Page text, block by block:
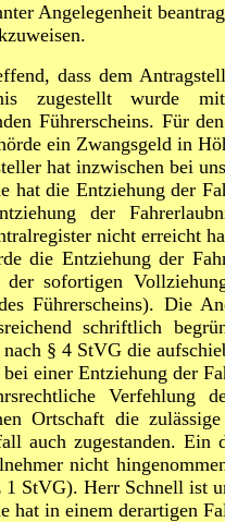
Angelegenheit
dass dem
zugestellt wurde
Führerscheins. Für
ein Zwangsgeld in
hat inzwischen bei
hat die Entziehung der
der
nicht erreicht
die Entziehung der
der sofortigen
Führerscheins). Die
schriftlich
§ 4 StVG die
einer Entziehung der
Verfehlung
Ortschaft die
auch zugestanden. Ein
nicht
1 StVG). Herr Schnell ist
hat in einem derartigen